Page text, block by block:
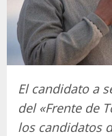
El candidato a
del «Frente de
los candidatos